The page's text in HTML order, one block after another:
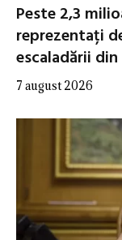
Peste 2,3
reprezentați
escaladării
7 august 2026